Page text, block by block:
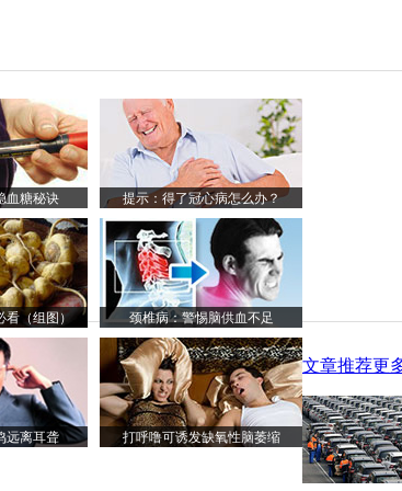
血糖秘诀 提示：得了冠心病怎么办？
看（组图） 颈椎病：警惕脑供血不足
远离耳聋 打呼噜可诱发缺氧性脑萎缩
文章推荐更